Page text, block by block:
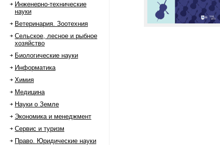
Инженерно-технические
науки
Ветеринария. Зоотехния
Сельское, лесное и рыбное
хозяйство
Биологические науки
Информатика
Химия
Медицина
Науки о Земле
Экономика и менеджмент
Сервис и туризм
Право. Юридические науки